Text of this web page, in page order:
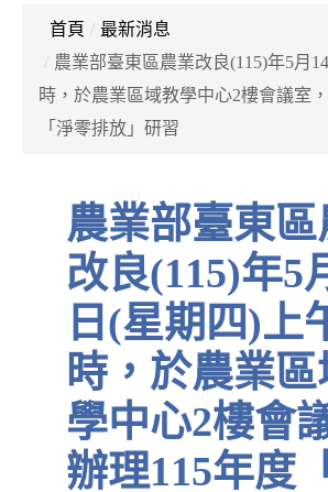
首頁 / 最新消息
/ 農業部臺東區農業改良(115)年5月
時，於農業區域教學中心2樓會議室
「淨零排放」研習
農業部臺東區農業
改良(115)年5
日(星期四)上
時，於農業
學中心2樓會
辦理115年度